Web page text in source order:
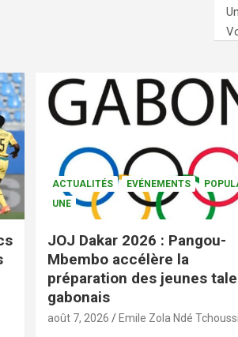
ACTUALITÉS EVÉNEMENTS
UNE
JOJ Dakar 2026 : Pangou-
Mbembo accélère la
préparation des jeunes
gabonais
août 7, 2026 Emile Zola Ndé Tchoussi